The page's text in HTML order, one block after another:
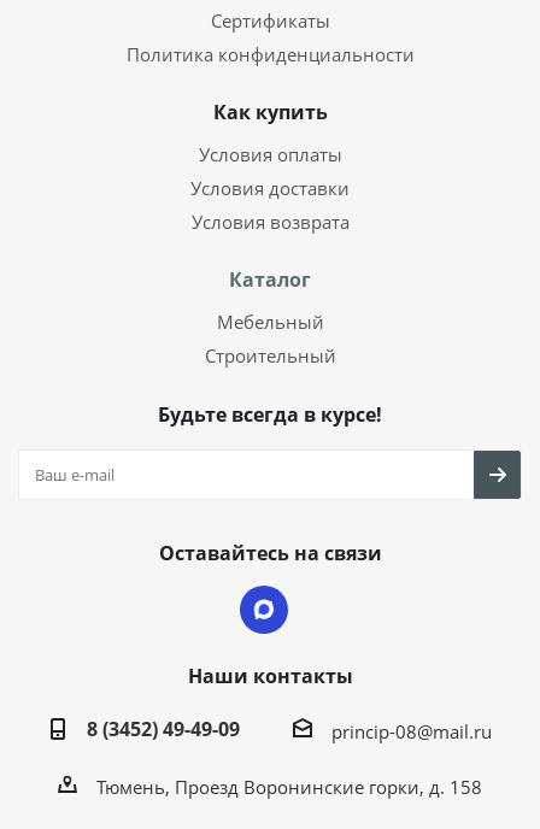
Сертификаты
Политика конфиденциальности
Как купить
Условия оплаты
Условия доставки
Условия возврата
Каталог
Мебельный
Строительный
Будьте всегда в курсе!
Оставайтесь на связи
Наши контакты
8 (3452) 49-49-09
princip-08@mail.ru
Тюмень, Проезд Воронинские горки, д. 158